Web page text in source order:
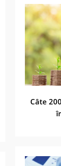
Câte